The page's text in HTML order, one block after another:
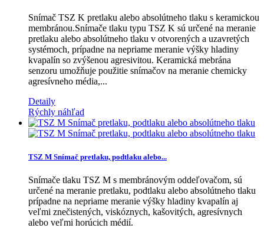
Snímač TSZ K pretlaku alebo absolútneho tlaku s keramickou
membránou.Snímače tlaku typu TSZ K sú určené na meranie
pretlaku alebo absolútneho tlaku v otvorených a uzavretých
systémoch, prípadne na nepriame meranie výšky hladiny
kvapalín so zvýšenou agresivitou. Keramická mebrána
senzoru umožňuje použitie snímačov na meranie chemicky
agresívneho média,...
Detaily
Rýchly náhľad
TSZ M Snímač pretlaku, podtlaku alebo...
Snímače tlaku TSZ M s membránovým oddeľovačom, sú
určené na meranie pretlaku, podtlaku alebo absolútneho tlaku
prípadne na nepriame meranie výšky hladiny kvapalín aj
veľmi znečistených, viskóznych, kašovitých, agresívnych
alebo veľmi horúcich médií.